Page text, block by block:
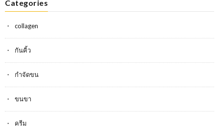
Categories
collagen
กันคิ้ว
กำจัดขน
ขนขา
ครีม